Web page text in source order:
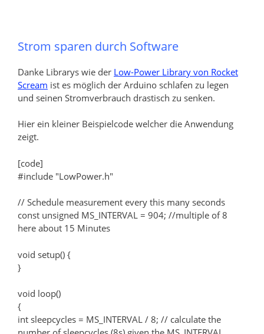
Strom sparen durch Software
Danke Librarys wie der Low-Power Library von Rocket
Scream ist es möglich der Arduino schlafen zu legen
und seinen Stromverbrauch drastisch zu senken.
Hier ein kleiner Beispielcode welcher die Anwendung
zeigt.
[code]
#include "LowPower.h"
// Schedule measurement every this many seconds
const unsigned MS_INTERVAL = 904; //multiple of 8
here about 15 Minutes
void setup() {
}
void loop()
{
int sleepcycles = MS_INTERVAL / 8; // calculate the